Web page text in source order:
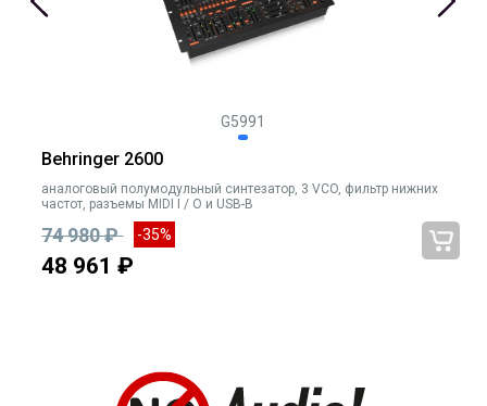
G5991
Behringer 2600
аналоговый полумодульный синтезатор, 3 VCO, фильтр нижних
частот, разъемы MIDI I / O и USB-B
74 980 ₽ -35%
48 961 ₽